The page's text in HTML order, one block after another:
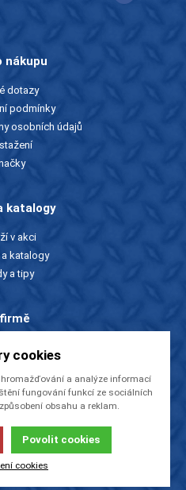
nákupu
dotazy
podmínky
osobních údajů
katalogy
v akci
a katalogy
a tipy
cookies. Klikněte pro více
2026
CZ, s.r.o.
cookies
a analýze informací
fungování funkcí ze sociálních
obsahu a reklam.
Povolit cookies
cookies